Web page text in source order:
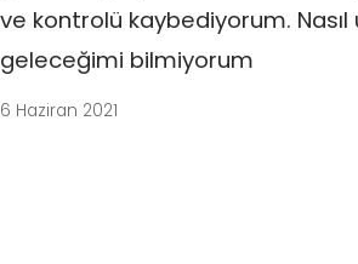
ve kontrolü kaybediyorum.
geleceğimi bilmiyorum
6 Haziran 2021